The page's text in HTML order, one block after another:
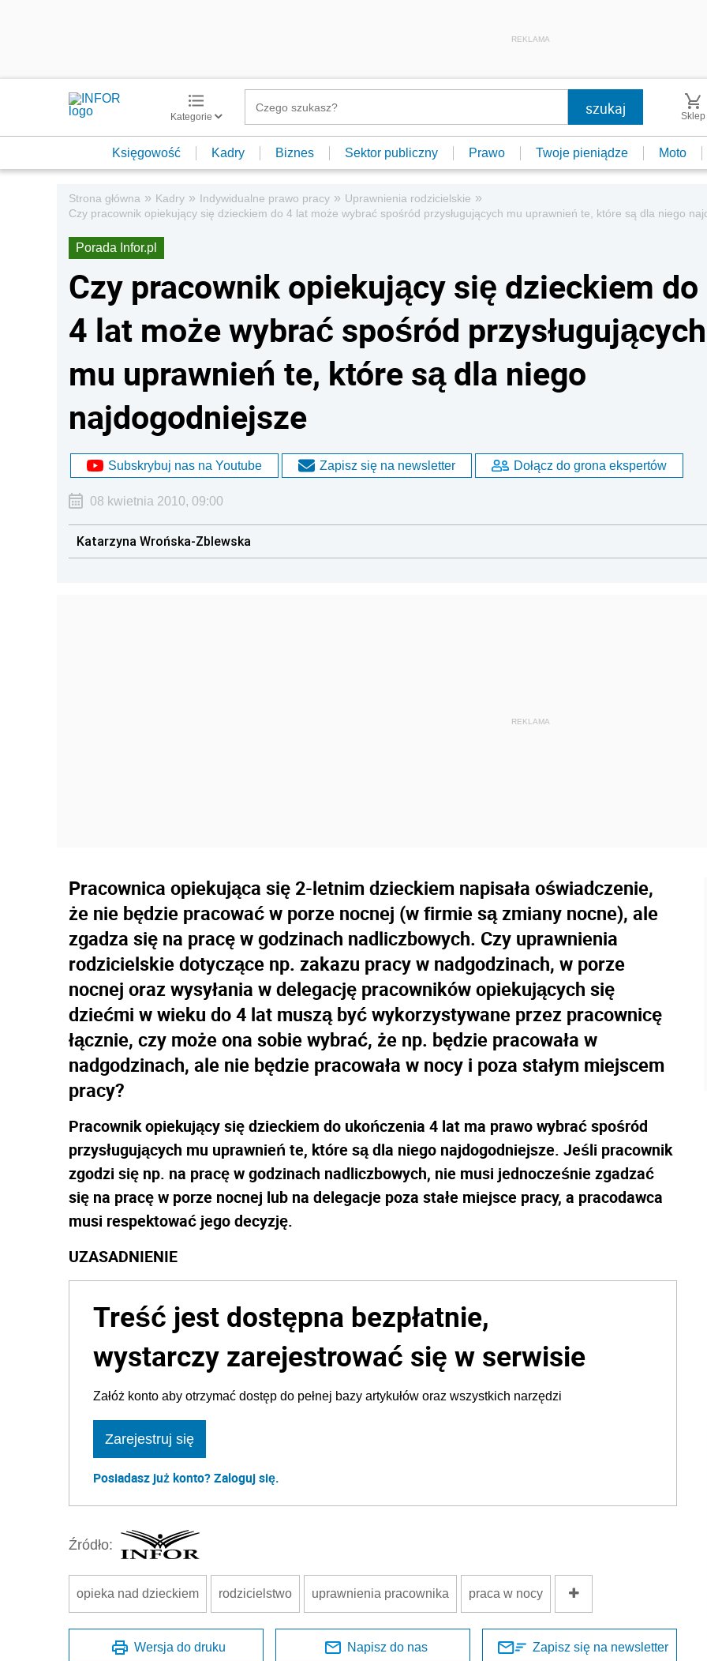
REKLAMA
Kategorie Sklep
Księgowość Kadry Biznes Sektor publiczny Prawo Twoje pieniądze Moto
Strona główna » Kadry » Indywidualne prawo pracy » Uprawnienia rodzicielskie »
Czy pracownik opiekujący się dzieckiem do 4 lat może wybrać spośród przysługujących mu uprawnień te, które są dla niego
Porada Infor.pl
Czy pracownik opiekujący się dzieckiem do
4 lat może wybrać spośród przysługujących
mu uprawnień te, które są dla niego
najdogodniejsze
Subskrybuj nas na Youtube Zapisz się na newsletter Dołącz do grona ekspertów
08 kwietnia 2010, 09:00
Katarzyna Wrońska-Zblewska
Pracownica opiekująca się 2-letnim dzieckiem napisała oświadczenie,
że nie będzie pracować w porze nocnej (w firmie są zmiany nocne), ale
zgadza się na pracę w godzinach nadliczbowych. Czy uprawnienia
rodzicielskie dotyczące np. zakazu pracy w nadgodzinach, w porze
nocnej oraz wysyłania w delegację pracowników opiekujących się
dziećmi w wieku do 4 lat muszą być wykorzystywane przez pracownicę
łącznie, czy może ona sobie wybrać, że np. będzie pracowała w
nadgodzinach, ale nie będzie pracowała w nocy i poza stałym miejscem
pracy?
Pracownik opiekujący się dzieckiem do ukończenia 4 lat ma prawo wybrać spośród
przysługujących mu uprawnień te, które są dla niego najdogodniejsze. Jeśli pracownik
zgodzi się np. na pracę w godzinach nadliczbowych, nie musi jednocześnie zgadzać
się na pracę w porze nocnej lub na delegacje poza stałe miejsce pracy, a pracodawca
musi respektować jego decyzję.
UZASADNIENIE
Treść jest dostępna bezpłatnie,
wystarczy zarejestrować się w serwisie
Załóż konto aby otrzymać dostęp do pełnej bazy artykułów oraz wszystkich narzędzi
Zarejestruj się
Posiadasz już konto? Zaloguj się.
Źródło:
opieka nad dzieckiem rodzicielstwo uprawnienia pracownika praca w nocy
Wersja do druku Napisz do nas Zapisz się na newsletter